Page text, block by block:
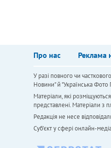
Про нас Реклама
У разі повного чи
Новини" й "Українська Фото
Матеріали, які
представлені. Матеріали з
Редакція не несе
Cуб'єкт у сфері онлайн-